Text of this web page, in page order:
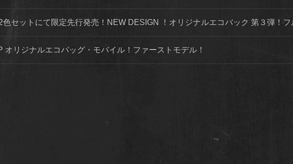
セットにて限定先行発売！NEW DESIGN ！オリジナルエコバック 第３弾！フ
オリジナルエコバッグ・モバイル！ファーストモデル！